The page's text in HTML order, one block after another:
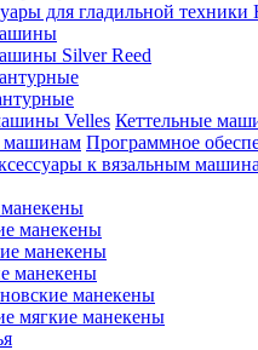
для гладильной техники
Silver Reed
Velles Кеттельные
машинам Программное
к вязальным
манекены
манекены
манекены
манекены
мягкие манекены